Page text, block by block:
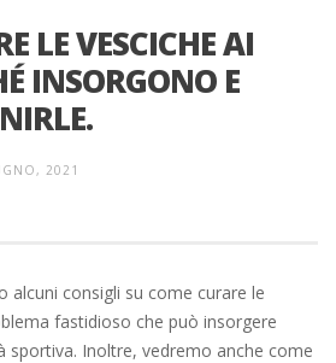
LE VESCICHE AI
INSORGONO E
2021
alcuni consigli su come curare le
fastidioso che può insorgere
sportiva. Inoltre, vedremo anche come